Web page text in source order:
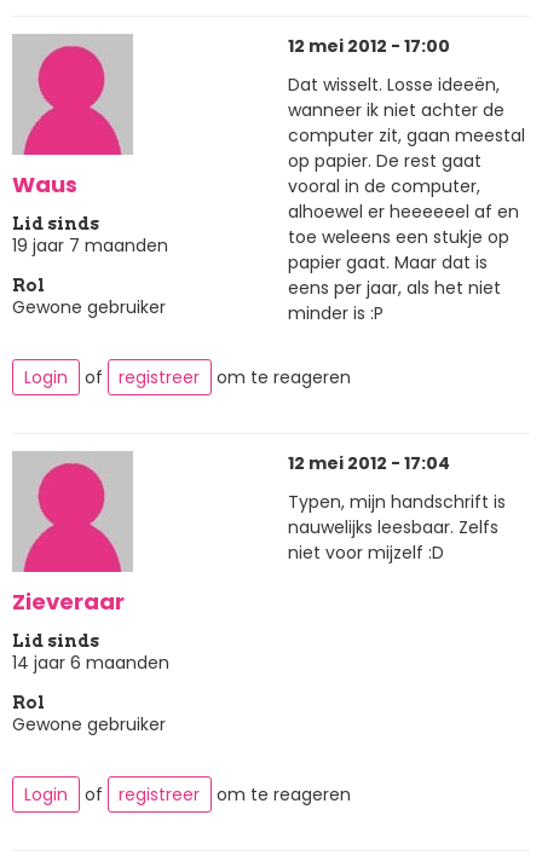
Waus
Lid sinds
19 jaar 7 maanden
Rol
Gewone gebruiker
12 mei 2012 - 17:00
Dat wisselt. Losse ideeën,
wanneer ik niet achter de
computer zit, gaan meestal
op papier. De rest gaat
vooral in de computer,
alhoewel er heeeeeel af en
toe weleens een stukje op
papier gaat. Maar dat is
eens per jaar, als het niet
minder is :P
Login of registreer om te reageren
Zieveraar
Lid sinds
14 jaar 6 maanden
Rol
Gewone gebruiker
12 mei 2012 - 17:04
Typen, mijn handschrift is
nauwelijks leesbaar. Zelfs
niet voor mijzelf :D
Login of registreer om te reageren